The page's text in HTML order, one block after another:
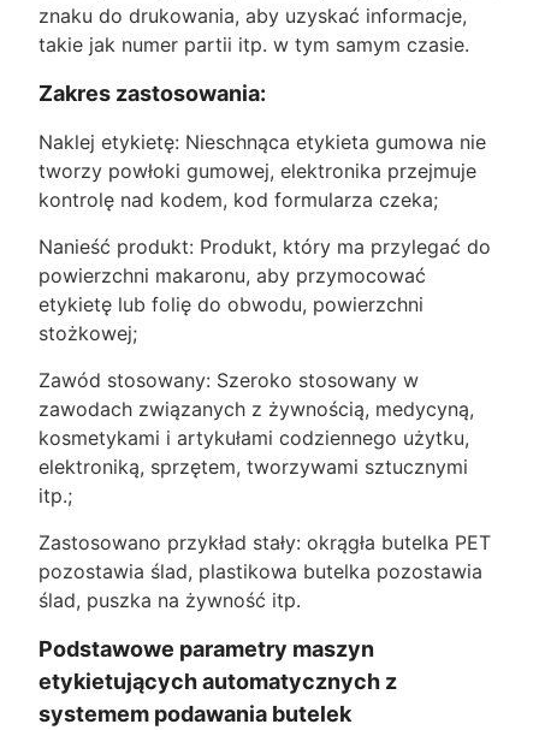
znaku do drukowania, aby uzyskać informacje,
takie jak numer partii itp. w tym samym czasie.
Zakres zastosowania:
Naklej etykietę: Nieschnąca etykieta gumowa nie
tworzy powłoki gumowej, elektronika przejmuje
kontrolę nad kodem, kod formularza czeka;
Nanieść produkt: Produkt, który ma przylegać do
powierzchni makaronu, aby przymocować
etykietę lub folię do obwodu, powierzchni
stożkowej;
Zawód stosowany: Szeroko stosowany w
zawodach związanych z żywnością, medycyną,
kosmetykami i artykułami codziennego użytku,
elektroniką, sprzętem, tworzywami sztucznymi
itp.;
Zastosowano przykład stały: okrągła butelka PET
pozostawia ślad, plastikowa butelka pozostawia
ślad, puszka na żywność itp.
Podstawowe parametry maszyn
etykietujących automatycznych z
systemem podawania butelek